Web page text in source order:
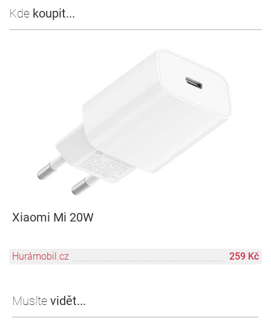
Kde koupit...
Xiaomi Mi 20W
Hurámobil.cz 259 Kč
Musíte vidět...